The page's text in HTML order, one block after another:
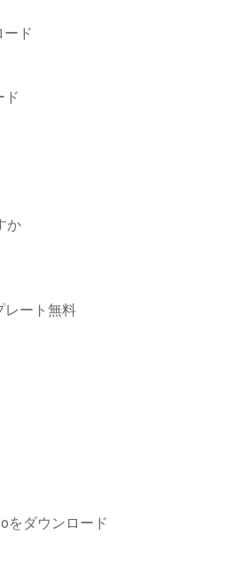
ド
ド
か
レート無料
をダウンロード